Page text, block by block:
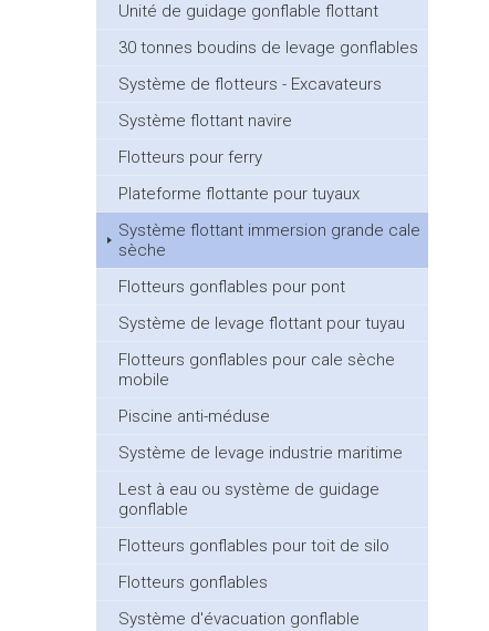
Unité de guidage gonflable flottant
30 tonnes boudins de levage gonflables
Système de flotteurs - Excavateurs
Système flottant navire
Flotteurs pour ferry
Plateforme flottante pour tuyaux
Système flottant immersion grande cale
sèche
Flotteurs gonflables pour pont
Système de levage flottant pour tuyau
Flotteurs gonflables pour cale sèche
mobile
Piscine anti-méduse
Système de levage industrie maritime
Lest à eau ou système de guidage
gonflable
Flotteurs gonflables pour toit de silo
Flotteurs gonflables
Système d'évacuation gonflable